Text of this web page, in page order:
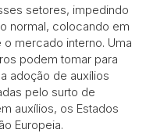
setores, impedindo
normal, colocando em
mercado interno. Uma
podem tomar para
adoção de auxílios
pelo surto de
auxílios, os Estados
Europeia.